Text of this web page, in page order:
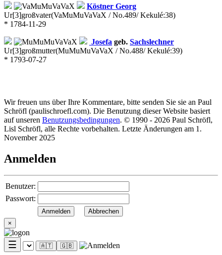
Köstner Georg
Ur[3]großvater(VaMuMuVaVaX / No.489/ Kekulé:38)
* 1784-11-29
Josefa geb. Sachslechner
Ur[3]großmutter(MuMuMuVaVaX / No.488/ Kekulé:39)
* 1793-07-27
Wir freuen uns über Ihre Kommentare, bitte senden Sie sie an Paul
Schröfl (paulischroefl.com). Die Benutzung dieser Website basiert
auf unseren Benutzungsbedingungen. © 1990 - 2026 Paul Schröfl,
Lisl Schröfl, alle Rechte vorbehalten. Letzte Änderungen am 1.
November 2025
Anmelden
Benutzer:
Passwort:
×
☰ 🇦🇹 🇬🇧